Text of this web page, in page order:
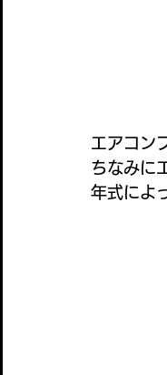
エアコン
ちなみに
年式によ